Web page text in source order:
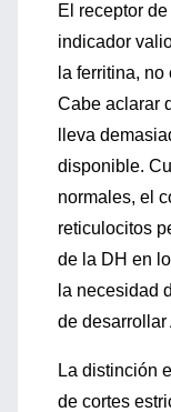
El receptor
indicador
la ferritina,
Cabe aclarar
lleva
disponible.
normales, el
reticulocitos
de la DH en
la necesidad
de desarrollar
La distinción
de cortes